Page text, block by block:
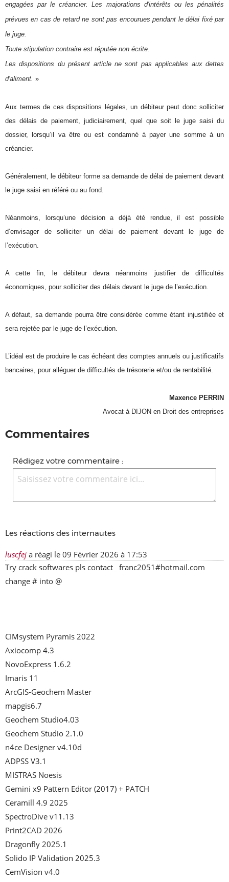
engagées par le créancier. Les majorations d'intérêts ou les pénalités
prévues en cas de retard ne sont pas encourues pendant le délai fixé par
le juge.
Toute stipulation contraire est réputée non écrite.
Les dispositions du présent article ne sont pas applicables aux dettes
d'aliment. »
Aux termes de ces dispositions légales, un débiteur peut donc solliciter
des délais de paiement, judiciairement, quel que soit le juge saisi du
dossier, lorsqu’il va être ou est condamné à payer une somme à un
créancier.
Généralement, le débiteur forme sa demande de délai de paiement devant
le juge saisi en référé ou au fond.
Néanmoins, lorsqu’une décision a déjà été rendue, il est possible
d’envisager de solliciter un délai de paiement devant le juge de
l’exécution.
A cette fin, le débiteur devra néanmoins justifier de difficultés
économiques, pour solliciter des délais devant le juge de l’exécution.
A défaut, sa demande pourra être considérée comme étant injustifiée et
sera rejetée par le juge de l’exécution.
L’idéal est de produire le cas échéant des comptes annuels ou justificatifs
bancaires, pour alléguer de difficultés de trésorerie et/ou de rentabilité.
Maxence PERRIN
Avocat à DIJON en Droit des entreprises
Commentaires
Rédigez votre commentaire :
Les réactions des internautes
luscfej a réagi le 09 Février 2026 à 17:53
Try crack softwares pls contact   franc2051#hotmail.com
change # into @
CIMsystem Pyramis 2022
Axiocomp 4.3
NovoExpress 1.6.2
Imaris 11
ArcGIS-Geochem Master
mapgis6.7
Geochem Studio4.03
Geochem Studio 2.1.0
n4ce Designer v4.10d
ADPSS V3.1
MISTRAS Noesis
Gemini x9 Pattern Editor (2017) + PATCH
Ceramill 4.9 2025
SpectroDive v11.13
Print2CAD 2026
Dragonfly 2025.1
Solido IP Validation 2025.3
CemVision v4.0